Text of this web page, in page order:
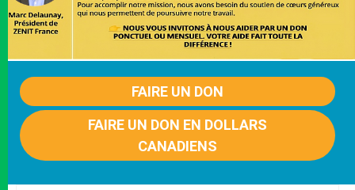
FAIRE UN DON
FAIRE UN DON EN DOLLARS
CANADIENS